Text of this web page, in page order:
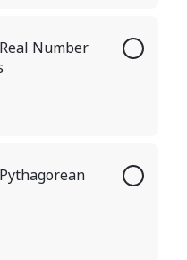
Number